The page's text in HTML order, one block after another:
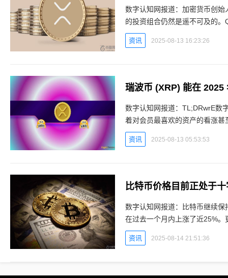
数字认知网报道：加密货币创
的投资组合仍然是遥不可及的
Farina 大胆断言，许多 XRP 投
资讯 2025-08-13 16:23:26
瑞波币 (XRP) 能在
数字认知网报道：TL;DRwrE数字认知
着对会员最喜欢的资产的看涨
XRP 是否有能力实现令人震惊
资讯 2025-08-13 05:53:53
数字认知网报道：比特币继续
在过去一个月内上涨了近25%
资讯 2025-08-14 21:51:36